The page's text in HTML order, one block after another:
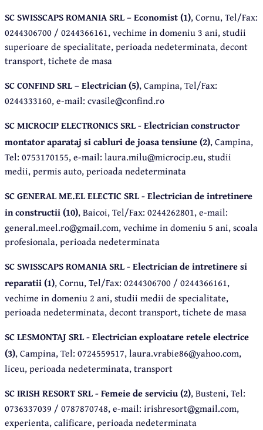
SC SWISSCAPS ROMANIA SRL – Economist (1), Cornu, Tel/Fax:
0244306700 / 0244366161, vechime in domeniu 3 ani, studii
superioare de specialitate, perioada nedeterminata, decont
transport, tichete de masa
SC CONFIND SRL – Electrician (5), Campina, Tel/Fax:
0244333160, e-mail: cvasile@confind.ro
SC MICROCIP ELECTRONICS SRL - Electrician constructor
montator aparataj si cabluri de joasa tensiune (2), Campina,
Tel: 0753170155, e-mail: laura.milu@microcip.eu, studii
medii, permis auto, perioada nedeterminata
SC GENERAL ME.EL ELECTIC SRL - Electrician de intretinere
in constructii (10), Baicoi, Tel/Fax: 0244262801, e-mail:
general.meel.ro@gmail.com, vechime in domeniu 5 ani, scoala
profesionala, perioada nedeterminata
SC SWISSCAPS ROMANIA SRL - Electrician de intretinere si
reparatii (1), Cornu, Tel/Fax: 0244306700 / 0244366161,
vechime in domeniu 2 ani, studii medii de specialitate,
perioada nedeterminata, decont transport, tichete de masa
SC LESMONTAJ SRL - Electrician exploatare retele electrice
(3), Campina, Tel: 0724559517, laura.vrabie86@yahoo.com,
liceu, perioada nedeterminata, transport
SC IRISH RESORT SRL - Femeie de serviciu (2), Busteni, Tel:
0736337039 / 0787870748, e-mail: irishresort@gmail.com,
experienta, calificare, perioada nedeterminata